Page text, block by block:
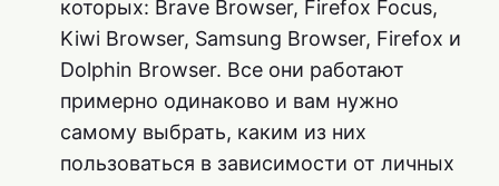
которых: Brave Browser, Firefox Focus,
Kiwi Browser, Samsung Browser, Firefox и
Dolphin Browser. Все они работают
примерно одинаково и вам нужно
самому выбрать, каким из них
пользоваться в зависимости от личных